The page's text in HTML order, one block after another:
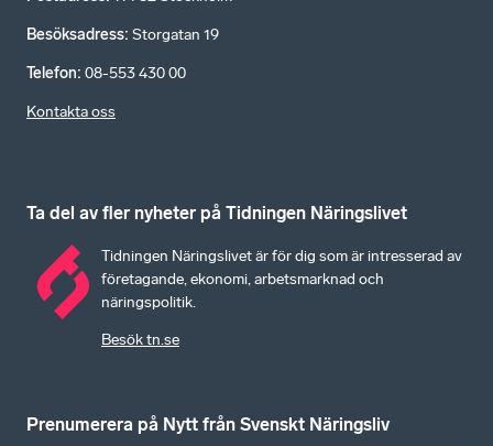
Besöksadress: Storgatan 19
Telefon: 08-553 430 00
Kontakta oss
Ta del av fler nyheter på Tidningen Näringslivet
Tidningen Näringslivet är för dig som är intresserad av
företagande, ekonomi, arbetsmarknad och
näringspolitik.
Besök tn.se
Prenumerera på Nytt från Svenskt Näringsliv